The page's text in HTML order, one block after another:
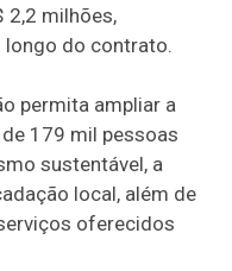
2,2 milhões,
longo do contrato.
permita ampliar a
179 mil pessoas
sustentável, a
local, além de
oferecidos